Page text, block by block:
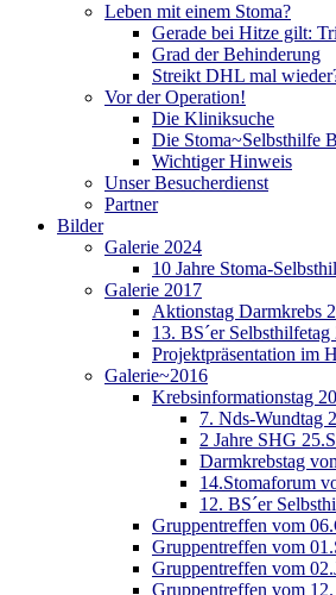
Leben mit einem Stoma?
Gerade bei Hitze gilt:
Grad der Behinderung
Streikt DHL mal
Vor der Operation!
Die Kliniksuche
Die Stoma~Selbsthilfe
Wichtiger Hinweis
Unser Besucherdienst
Partner
Bilder
Galerie 2024
10 Jahre Stoma-
Galerie 2017
Aktionstag Darmkrebs
13. BS´er
Projektpräsentation im
Galerie~2016
Krebsinformationstag
7. Nds-Wundtag
2 Jahre SHG
Darmkrebstag
14.Stomaforum
12. BS´er
Gruppentreffen vom
Gruppentreffen vom
Gruppentreffen vom
Gruppentreffen vom